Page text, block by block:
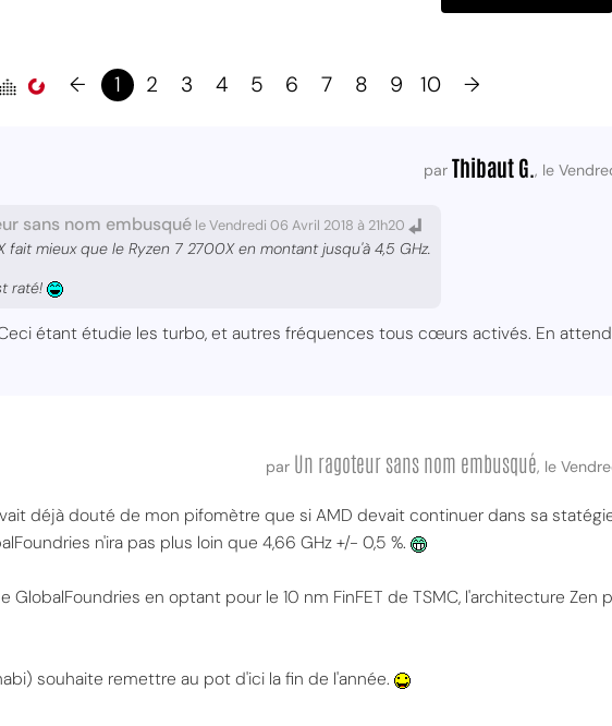
← 1 2 3 4 5 6 7 8 9 10 →
par Thibaut G. , le
sans nom embusqué le Vendredi 06 Avril 2018 à 21h20
fait mieux que le Ryzen 7 2700X en montant jusqu'à 4,5 GHz.
raté!
étant étudie les turbo, et autres fréquences tous cœurs activés. En
par Un ragoteur sans nom embusqué, le
déjà douté de mon pifomètre que si AMD devait continuer dans sa
n'ira pas plus loin que 4,66 GHz +/- 0,5 %.
GlobalFoundries en optant pour le 10 nm FinFET de TSMC, l'architecture
souhaite remettre au pot d'ici la fin de l'année.